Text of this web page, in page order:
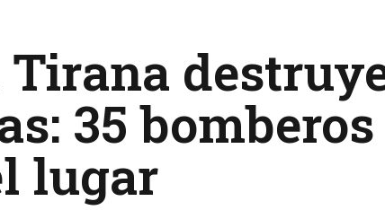
35 bomberos
lugar